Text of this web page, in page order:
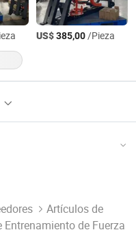
US$385,00/Pieza
Acero
Fitness
Artículos de
Entrenamiento de Fuerza